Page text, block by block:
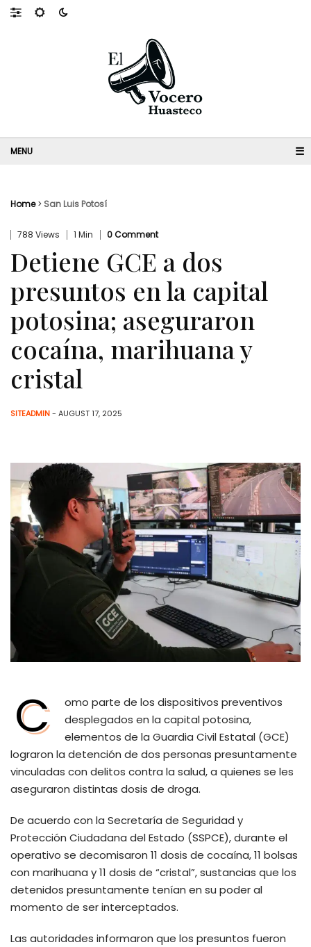
☰
Home> San Luis Potosí
788 Views 1 Min 0 Comment
Detiene GCE a dos
presuntos en la capital
potosina; aseguraron
cocaína, marihuana y
cristal
SITEADMIN- AUGUST 17, 2025
C
omo parte de los dispositivos preventivos
desplegados en la capital potosina,
elementos de la Guardia Civil Estatal (GCE)
lograron la detención de dos personas presuntamente
vinculadas con delitos contra la salud, a quienes se les
aseguraron distintas dosis de droga.
De acuerdo con la Secretaría de Seguridad y
Protección Ciudadana del Estado (SSPCE), durante el
operativo se decomisaron 11 dosis de cocaína, 11 bolsas
con marihuana y 11 dosis de “cristal”, sustancias que los
detenidos presuntamente tenían en su poder al
momento de ser interceptados.
Las autoridades informaron que los presuntos fueron